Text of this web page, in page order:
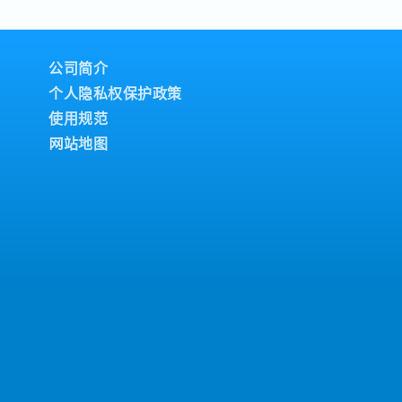
公司简介
个人隐私权保护政策
使用规范
网站地图